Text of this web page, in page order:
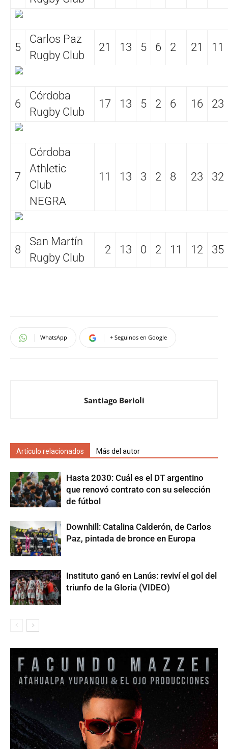
5
Carlos Paz
Rugby Club
21 13 5 6 2 21 11
6
Córdoba
Rugby Club
17 13 5 2 6 16 23
7
Córdoba
Athletic
Club
NEGRA
11 13 3 2 8 23 32
8
San Martín
Rugby Club
2 13 0 2 11 12 35
WhatsApp + Seguinos en Google
Santiago Berioli
Artículo relacionados Más del autor
Hasta 2030: Cuál es el DT argentino
que renovó contrato con su selección
de fútbol
Downhill: Catalina Calderón, de Carlos
Paz, pintada de bronce en Europa
Instituto ganó en Lanús: reviví el gol del
triunfo de la Gloria (VIDEO)